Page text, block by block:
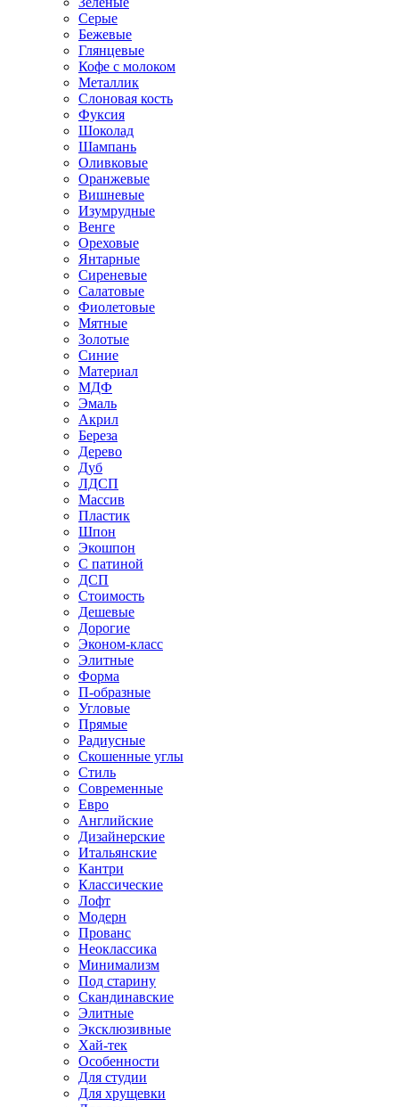
Серые
Бежевые
Глянцевые
Кофе с молоком
Металлик
Слоновая кость
Фуксия
Шоколад
Шампань
Оливковые
Оранжевые
Вишневые
Изумрудные
Венге
Ореховые
Янтарные
Сиреневые
Салатовые
Фиолетовые
Мятные
Золотые
Синие
Материал
МДФ
Эмаль
Акрил
Береза
Дерево
Дуб
ЛДСП
Массив
Пластик
Шпон
Экошпон
С патиной
ДСП
Стоимость
Дешевые
Дорогие
Эконом-класс
Элитные
Форма
П-образные
Угловые
Прямые
Радиусные
Скошенные углы
Стиль
Современные
Евро
Английские
Дизайнерские
Итальянские
Кантри
Классические
Лофт
Модерн
Прованс
Неоклассика
Минимализм
Под старину
Скандинавские
Элитные
Эксклюзивные
Хай-тек
Особенности
Для студии
Для хрущевки